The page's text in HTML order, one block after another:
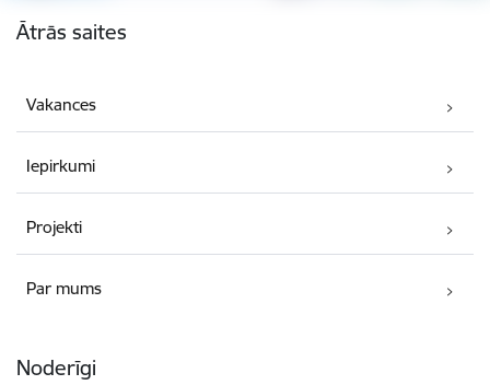
Ātrās saites
Vakances
Iepirkumi
Projekti
Par mums
Noderīgi